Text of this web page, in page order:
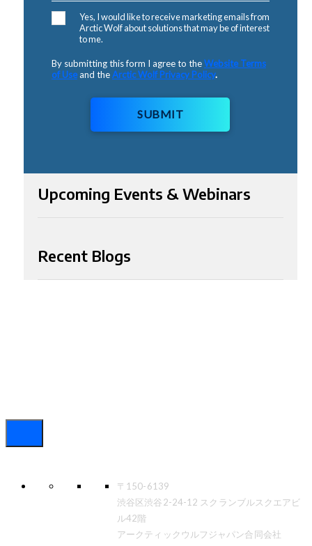
Yes, I would like to receive marketing emails from
Arctic Wolf about solutions that may be of interest
to me.
By submitting this form I agree to theWebsite Terms
of Useand theArctic Wolf Privacy Policy.
SUBMIT
Upcoming Events & Webinars
Recent Blogs
〒150-6139
渋谷区渋谷2-24-12 スクランブルスクエアビ
ル42階
アークティックウルフジャパン合同会社